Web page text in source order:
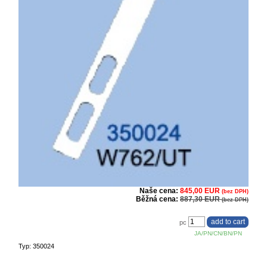
Naše cena: 845,00 EUR (bez DPH)
Běžná cena: 887,30 EUR(bez DPH)
JA/PN/CN/BN/PN
pc
Typ: 350024